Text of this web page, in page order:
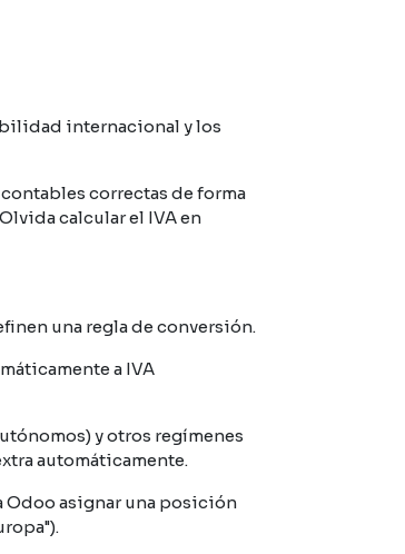
internacional y los
correctas de forma
calcular el IVA en
una regla de conversión.
a IVA
y otros regímenes
automáticamente.
Odoo asignar una posición